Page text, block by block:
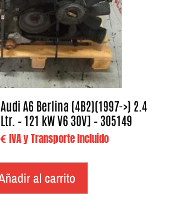
A6 Berlina (4B2)(1997->) 2.4
– 121 kW V6 30V] – 305149
€ IVA y Transporte Incluido
al carrito